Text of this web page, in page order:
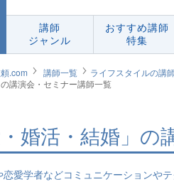
講師
ジャンル
おすすめ講師
特集
.com 講師一覧 ライフスタイルの講
講演会・セミナー講師一覧
・婚活・結婚」
愛学者などコミュニケーションや